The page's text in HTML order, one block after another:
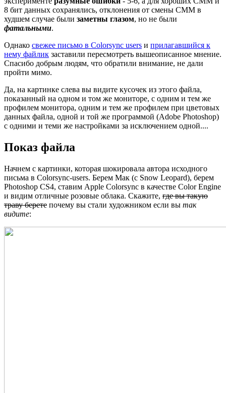
8 бит данных сохранялись, отклонения от смены CMM в
худшем случае были заметны глазом, но не были
фатальными.
Однако свежее письмо в Colorsync users и прилагавшийся к
нему файлик заставили пересмотреть вышеописанное мнение.
Спасибо добрым людям, что обратили внимание, не дали
пройти мимо.
Да, на картинке слева вы видите кусочек из этого файла,
показанный на одном и том же мониторе, с одним и тем же
профилем монитора, одним и тем же профилем при цветовых
данных файла, одной и той же программой (Adobe Photoshop)
с одними и теми же настройками за исключением одной....
Показ файла
Начнем с картинки, которая шокировала автора исходного
письма в Colorsync-users. Берем Мак (с Snow Leopard), берем
Photoshop CS4, ставим Apple Colorsync в качестве Color Engine
и видим отличные розовые облака. Скажите, где вы такую
траву берете почему вы стали художником если вы так
видите: